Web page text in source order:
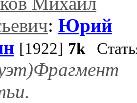
: Юрий
[1922] 7k